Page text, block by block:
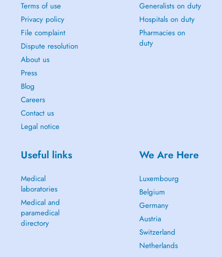
Terms of use
Privacy policy
File complaint
Dispute resolution
About us
Press
Blog
Careers
Contact us
Legal notice
Generalists on duty
Hospitals on duty
Pharmacies on
duty
Useful links
Medical
laboratories
Medical and
paramedical
directory
We Are Here
Luxembourg
Belgium
Germany
Austria
Switzerland
Netherlands